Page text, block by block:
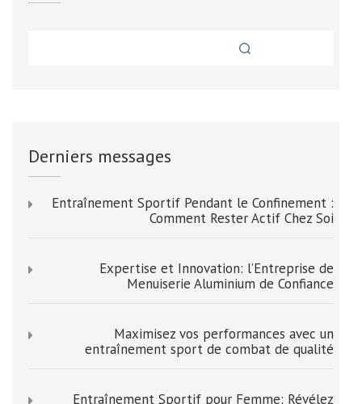
Derniers messages
Entraînement Sportif Pendant le Confinement :
Comment Rester Actif Chez Soi
Expertise et Innovation: l’Entreprise de
Menuiserie Aluminium de Confiance
Maximisez vos performances avec un
entraînement sport de combat de qualité
Entraînement Sportif pour Femme: Révélez